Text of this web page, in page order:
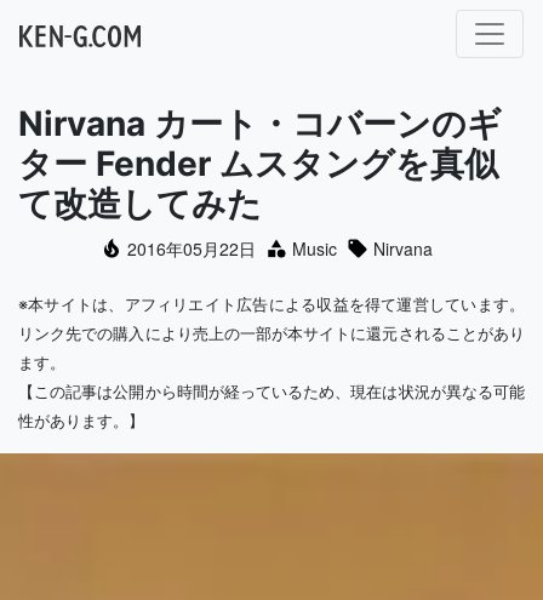
メインナビゲーション
Nirvana カート・コバーンのギ
ター Fender ムスタングを真似
て改造してみた
2016年05月22日 Music Nirvana
※本サイトは、アフィリエイト広告による収益を得て運営しています。
リンク先での購入により売上の一部が本サイトに還元されることがあり
ます。
【この記事は公開から時間が経っているため、現在は状況が異なる可能
性があります。】